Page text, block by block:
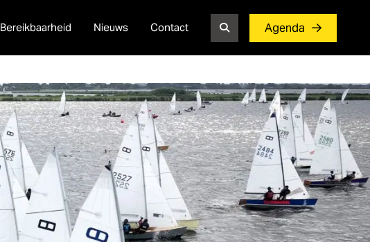
Bereikbaarheid Nieuws Contact Agenda